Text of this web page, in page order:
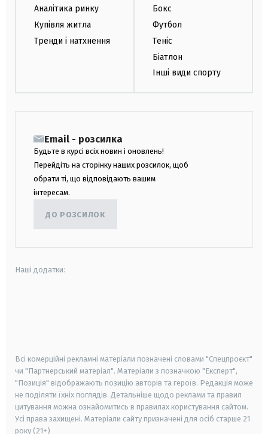
Аналітика ринку
Купівля житла
Тренди і натхнення
Бокс
Футбол
Теніс
Біатлон
Інші види спорту
Email - розсилка
Будьте в курсі всіх новин і оновлень!
Перейдіть на сторінку наших розсилок, щоб
обрати ті, що відповідають вашим
інтересам.
ДО РОЗСИЛОК
Наші додатки:
Всі комерційні рекламні матеріали позначені словами "Спецпроєкт"
чи "Партнерський матеріал". Матеріали з позначкою "Експерт",
"Позиція" відображають позицію авторів та героїв. Редакція може
не поділяти їхніх поглядів. Детальніше щодо реклами та правил
цитування можна ознайомитись в правилах користування сайтом.
Усі права захищені. Матеріали сайту призначені для осіб старше 21
року (21+)